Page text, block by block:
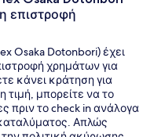
επιστροφή
Osaka Dotonbori) έχει
χρημάτων για
κάνει κράτηση για
τιμή, μπορείτε να το
πριν το check in ανάλογα
Απλώς